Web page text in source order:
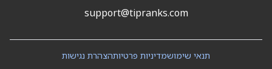
support@tipranks.com
הצהרת נגישותמדיניות פרטיותתנאי שימוש